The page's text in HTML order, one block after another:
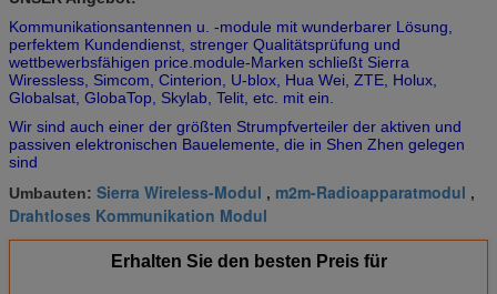
Kommunikationsantennen u. -module mit wunderbarer Lösung,
perfektem Kundendienst, strenger Qualitätsprüfung und
wettbewerbsfähigen price.module-Marken schließt Sierra
Wiressless, Simcom, Cinterion, U-blox, Hua Wei, ZTE, Holux,
Globalsat, GlobaTop, Skylab, Telit, etc. mit ein.
Wir sind auch einer der größten Strumpfverteiler der aktiven und
passiven elektronischen Bauelemente, die in Shen Zhen gelegen
sind
Umbauten: Sierra Wireless-Modul , m2m-Radioapparatmodul ,
Drahtloses Kommunikation Modul
Erhalten Sie den besten Preis für